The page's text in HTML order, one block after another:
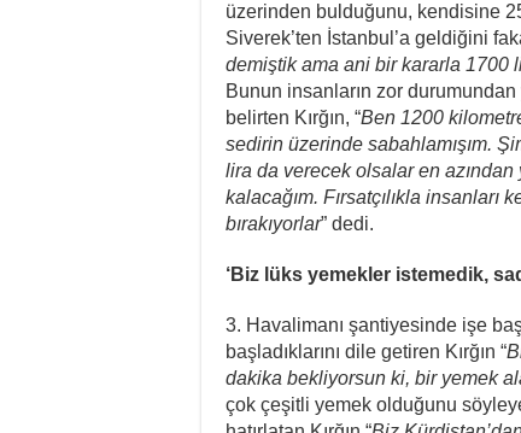
üzerinden bulduğunu, kendisine
Siverek’ten İstanbul’a geldiğini
demiştik ama ani bir kararla 1700
Bunun insanların zor
belirten Kırğın, “Ben 1200
sedirin üzerinde sabahlamışım.
lira da verecek olsalar en
kalacağım. Fırsatçılıkla
bırakıyorlar” dedi.
‘Biz lüks yemekler istemedik,
3. Havalimanı şantiyesinde işe
başladıklarını dile getiren Kırğın “
dakika bekliyorsun ki, bir yemek
çok çeşitli yemek olduğunu